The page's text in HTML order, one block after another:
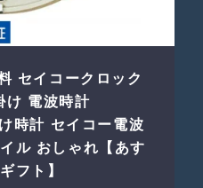
セイコークロック
け 電波時計
時計 セイコー電波
ル おしゃれ【あす
フト】